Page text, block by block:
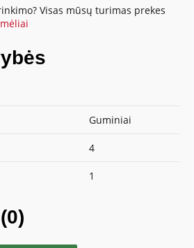
Visas mūsų turimas prekes
Guminiai
4
1